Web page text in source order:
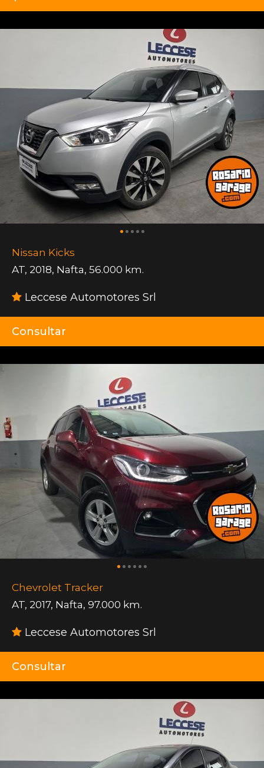
Nissan Kicks
AT, 2018, Nafta, 56.000 km.
Leccese Automotores Srl
Consultar
Chevrolet Tracker
AT, 2017, Nafta, 97.000 km.
Leccese Automotores Srl
Consultar